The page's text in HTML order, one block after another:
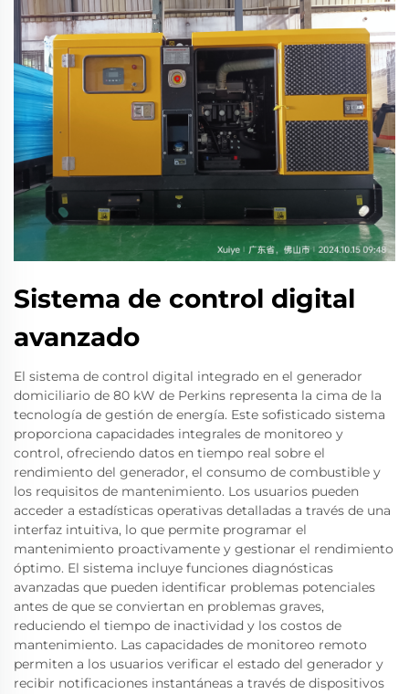
Sistema de control digital
avanzado
El sistema de control digital integrado en el generador
domiciliario de 80 kW de Perkins representa la cima de la
tecnología de gestión de energía. Este sofisticado sistema
proporciona capacidades integrales de monitoreo y
control, ofreciendo datos en tiempo real sobre el
rendimiento del generador, el consumo de combustible y
los requisitos de mantenimiento. Los usuarios pueden
acceder a estadísticas operativas detalladas a través de una
interfaz intuitiva, lo que permite programar el
mantenimiento proactivamente y gestionar el rendimiento
óptimo. El sistema incluye funciones diagnósticas
avanzadas que pueden identificar problemas potenciales
antes de que se conviertan en problemas graves,
reduciendo el tiempo de inactividad y los costos de
mantenimiento. Las capacidades de monitoreo remoto
permiten a los usuarios verificar el estado del generador y
recibir notificaciones instantáneas a través de dispositivos